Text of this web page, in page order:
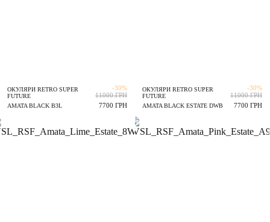
ОКУЛЯРИ RETRO SUPER
FUTURE
AMATA BLACK B3L
11000 ГРН
-30%
7700 ГРН
ОКУЛЯРИ RETRO SUPER
FUTURE
AMATA BLACK ESTATE DWB
11000 ГРН
-30%
7700 ГРН